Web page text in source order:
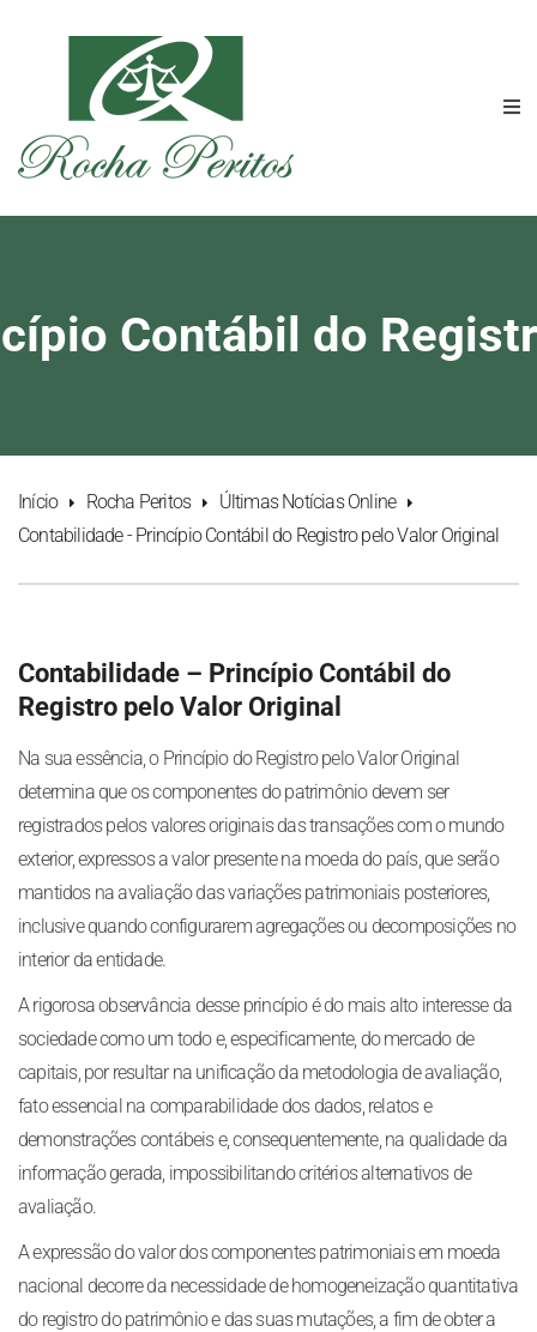
Contábil do
Início Rocha Peritos
Últimas Notícias Online
Contabilidade - Princípio Contábil do Registro pelo Valor Original
Contabilidade – Princípio Contábil do
Registro pelo Valor Original
Na sua essência, o Princípio do Registro pelo Valor Original
determina que os componentes do patrimônio devem ser
registrados pelos valores originais das transações com o mundo
exterior, expressos a valor presente na moeda do país, que serão
mantidos na avaliação das variações patrimoniais posteriores,
inclusive quando configurarem agregações ou decomposições no
interior da entidade.
A rigorosa observância desse princípio é do mais alto interesse da
sociedade como um todo e, especificamente, do mercado de
capitais, por resultar na unificação da metodologia de avaliação,
fato essencial na comparabilidade dos dados, relatos e
demonstrações contábeis e, consequentemente, na qualidade da
informação gerada, impossibilitando critérios alternativos de
avaliação.
A expressão do valor dos componentes patrimoniais em moeda
nacional decorre da necessidade de homogeneização quantitativa
do registro do patrimônio e das suas mutações, a fim de obter a